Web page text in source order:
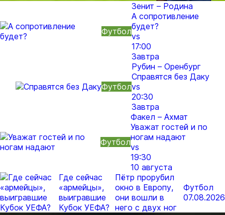
Футбол
Зенит – Родина
А сопротивление
будет?
vs
17:00
Завтра
Футбол
Рубин – Оренбург
Справятся без Даку
vs
20:30
Завтра
Футбол
Факел – Ахмат
Уважат гостей и по
ногам надают
vs
19:30
10 августа
Где сейчас
«армейцы»,
выигравшие
Кубок УЕФА?
Пётр прорубил
окно в Европу,
они вошли в
него с двух ног
Футбол
07.08.2026